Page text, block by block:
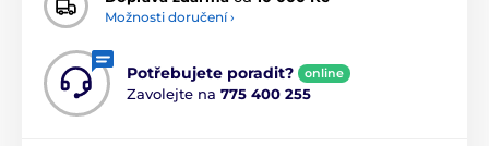
Možnosti doručení ›
Potřebujete poradit? online
Zavolejte na 775 400 255